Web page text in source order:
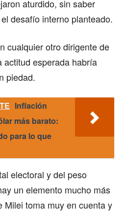
aturdido, sin saber
desafío interno planteado.
cualquier otro dirigente de
actitud esperada habría
piedad.
Inflación
más barato:
para lo que
electoral y del peso
un elemento mucho más
Milei toma muy en cuenta y